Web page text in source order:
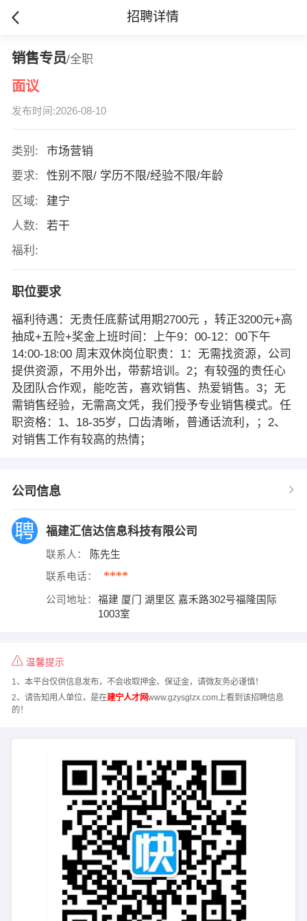
招聘详情
销售专员/全职
面议
发布时间:2026-08-10
类别:
市场营销
要求:
性别不限/ 学历不限/经验不限/年龄
区域:
建宁
人数:
若干
福利:
职位要求
福利待遇：无责任底薪试用期2700元 ，转正3200元+高
抽成+五险+奖金上班时间：上午9：00-12：00下午
14:00-18:00 周末双休岗位职责：1：无需找资源，公司
提供资源，不用外出，带薪培训。2；有较强的责任心
及团队合作观，能吃苦，喜欢销售、热爱销售。3；无
需销售经验，无需高文凭，我们授予专业销售模式。任
职资格：1、18-35岁，口齿清晰，普通话流利，；2、
对销售工作有较高的热情；
公司信息
福建汇信达信息科技有限公司
联系人： 陈先生
联系电话： ****
公司地址：
福建 厦门 湖里区 嘉禾路302号福隆国际
1003室
温馨提示
1、本平台仅供信息发布，不会收取押金、保证金，请微友务必谨慎！
2、请告知用人单位，是在建宁人才网www.gzysglzx.com上看到该招聘信息
的！